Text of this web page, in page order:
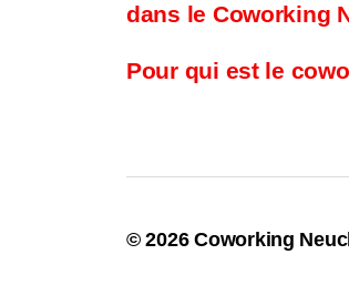
dans le Coworking
Pour qui est le
© 2026Coworking